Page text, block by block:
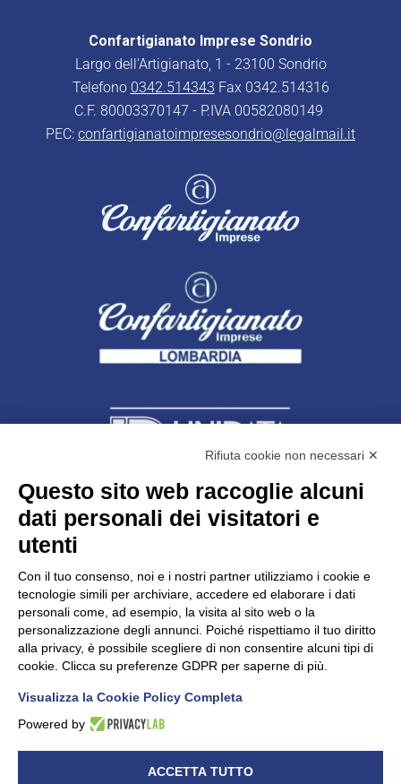
Confartigianato Imprese Sondrio
Largo dell’Artigianato, 1 - 23100 Sondrio
Telefono 0342.514343 Fax 0342.514316
C.F. 80003370147 - P.IVA 00582080149
PEC: confartigianatoimpresesondrio@legalmail.it
Unidata s.r.lcon unico socio
Largo dell’Artigianato, 1 - 23100 Sondrio
C.F. 00481790145 - N.REA SO-36426
PEC: unidata.sondrio@legalmail.it
Cap. soc. euro 100.000,00 i.v.
UNIDATA - Informativa privacy (per i clienti)
Rifiuta cookie non necessari ✕
Questo sito web raccoglie alcuni
dati personali dei visitatori e
utenti
Con il tuo consenso, noi e i nostri partner utilizziamo i cookie e
tecnologie simili per archiviare, accedere ed elaborare i dati
personali come, ad esempio, la visita al sito web o la
personalizzazione degli annunci. Poiché rispettiamo il tuo diritto
alla privacy, è possibile scegliere di non consentire alcuni tipi di
cookie. Clicca su preferenze GDPR per saperne di più.
Visualizza la Cookie Policy Completa
Powered by
ACCETTA TUTTO